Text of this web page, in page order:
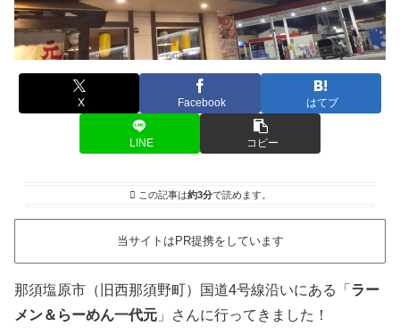
X Facebook はてブ
LINE コピー
この記事は約3分で読めます。
当サイトはPR提携をしています
那須塩原市（旧西那須野町）国道4号線沿いにある「 ラー
メン＆らーめん一代元 」さんに行ってきました！